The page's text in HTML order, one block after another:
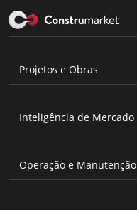
Projetos e Obras
Inteligência de Mercado
Operação e Manutenção